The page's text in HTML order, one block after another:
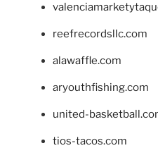
reefrecordsllc.com
alawaffle.com
aryouthfishing.com
united-
tios-tacos.com